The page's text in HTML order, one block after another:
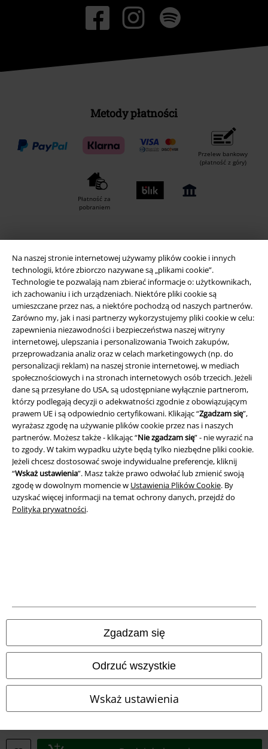
Na naszej stronie internetowej używamy plików cookie i innych
technologii, które zbiorczo nazywane są „plikami cookie”.
Technologie te pozwalają nam zbierać informacje o: użytkownikach,
ich zachowaniu i ich urządzeniach. Niektóre pliki cookie są
umieszczane przez nas, a niektóre pochodzą od naszych partnerów.
Zarówno my, jak i nasi partnerzy wykorzystujemy pliki cookie w celu:
zapewnienia niezawodności i bezpieczeństwa naszej witryny
internetowej, ulepszania i personalizowania Twoich zakupów,
przeprowadzania analiz oraz w celach marketingowych (np. do
personalizacji reklam) na naszej stronie internetowej, w mediach
społecznościowych i na stronach internetowych osób trzecich. Jeżeli
dane są przesyłane do USA, są udostępniane wyłącznie partnerom,
którzy podlegają decyzji o adekwatności zgodnie z obowiązującym
prawem UE i są odpowiednio certyfikowani. Klikając “Zgadzam się”,
wyrażasz zgodę na używanie plików cookie przez nas i naszych
partnerów. Możesz także - klikając “Nie zgadzam się” - nie wyrazić na
to zgody. W takim wypadku użyte będą tylko niezbędne pliki cookie.
Jeżeli chcesz dostosować swoje indywidualne preferencje, kliknij
“Wskaż ustawienia”. Masz także prawo odwołać lub zmienić swoją
zgodę w dowolnym momencie w Ustawienia Plików Cookie. By
uzyskać więcej informacji na temat ochrony danych, przejdź do
Polityka prywatności.
Zgadzam się
Odrzuć wszystkie
Wskaż ustawienia
Metody płatności
Przelew bankowy
(płatność z góry)
Płatność za
pobraniem
Wysyłka
Aplikację EMP
Ściągnij nową aplikację EMP - ZA DARMO - i korzystaj z nowych
funkcji!
A Warner Music Group Company
Informacje prawne
Dane firmy
Polityka prywatności
Unieszkodliwianie odpadów i ochrona środowiska
Deklaracja Zgodności